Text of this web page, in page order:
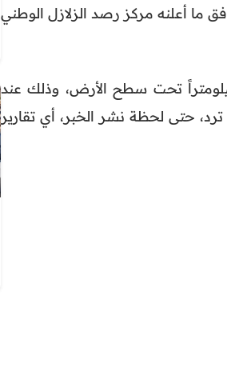
ما أعلنه مركز رصد الزلازل الوطني
المعطيات الرسمية، وقع الزلزال على عمق 15 كيلومتراً تحت سطح الأرض، وذلك عند
شمالاً والطول 52.52 شرقاً. ولم ترد، حتى لحظة نشر الخبر، أي تقارير